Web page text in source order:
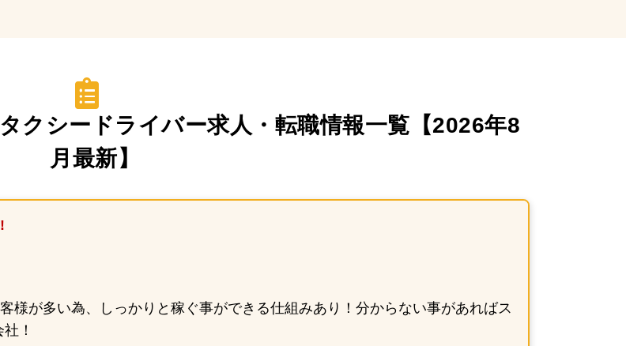
シードライバー求人・転職情報一覧【2026年8月
最新】
様が多い為、しっかりと稼ぐ事ができる仕組みあり！分からない事があればス
！